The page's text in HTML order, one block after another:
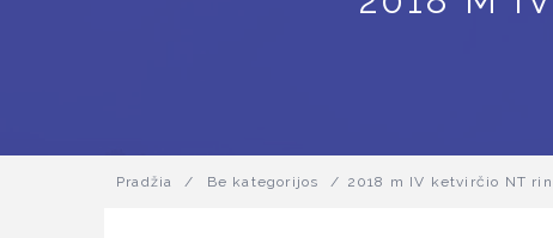
Pradžia / Be kategorijos / 2018 m IV ketvirčio NT